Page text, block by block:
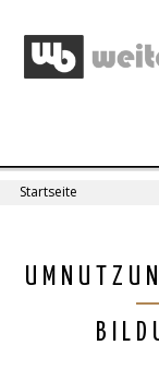
navigation
sind
Startseite
Back
to